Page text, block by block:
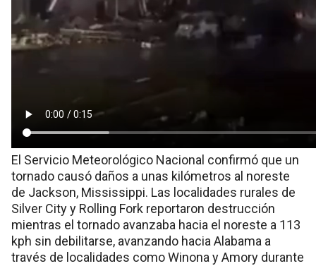
El Servicio Meteorológico Nacional confirmó que un
tornado causó daños a unas kilómetros al noreste
de Jackson, Mississippi. Las localidades rurales de
Silver City y Rolling Fork reportaron destrucción
mientras el tornado avanzaba hacia el noreste a 113
kph sin debilitarse, avanzando hacia Alabama a
través de localidades como Winona y Amory durante